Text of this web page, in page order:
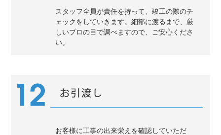
スタッフ全員が責任を持って、竣工の際のチ
ェックをしていきます。細部に渡るまで、厳
しいプロの目で調べますので、ご安心くださ
い。
お客様に工事の出来栄えを確認していただ